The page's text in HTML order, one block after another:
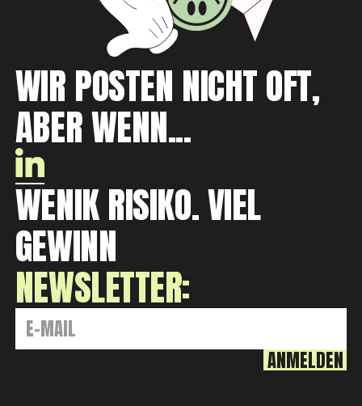
WIR POSTEN NICHT OFT,
ABER WENN...
WENIK RISIKO. VIEL
GEWINN
NEWSLETTER: